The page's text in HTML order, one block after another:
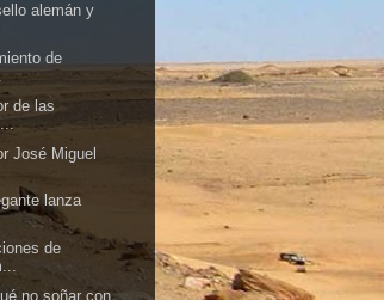
alemán y
de
de las
José Miguel
lanza
de
no soñar con